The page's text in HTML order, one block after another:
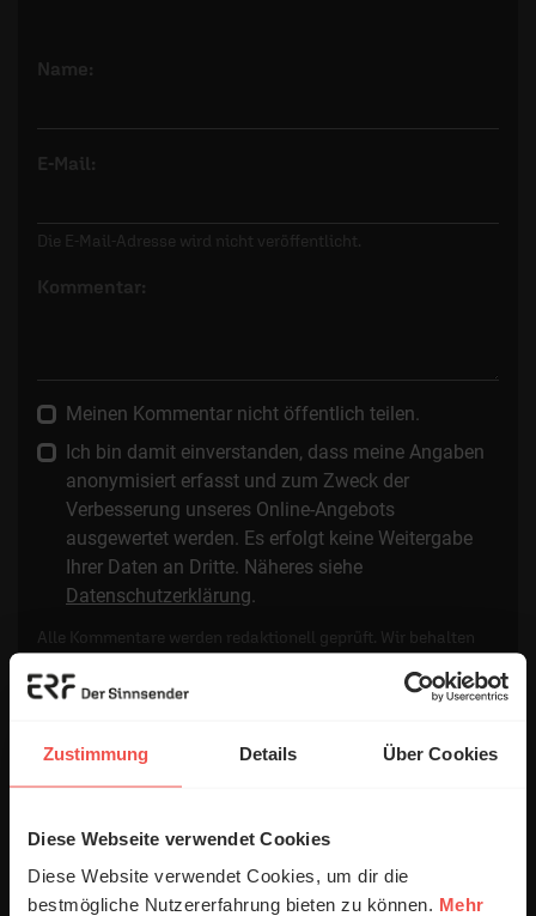
Zustimmung Details Über Cookies
Diese Webseite verwendet Cookies
Diese Website verwendet Cookies, um dir die
bestmögliche Nutzererfahrung bieten zu können. Mehr
Name:
E-Mail:
Die E-Mail-Adresse wird nicht veröffentlicht.
Kommentar:
Meinen Kommentar nicht öffentlich teilen.
Ich bin damit einverstanden, dass meine Angaben
anonymisiert erfasst und zum Zweck der
Verbesserung unseres Online-Angebots
ausgewertet werden. Es erfolgt keine Weitergabe
Ihrer Daten an Dritte. Näheres siehe
Datenschutzerklärung.
Alle Kommentare werden redaktionell geprüft. Wir behalten
Veröffentlichung besteht nicht. Bitte beachten Sie beim
Kommentare (1)